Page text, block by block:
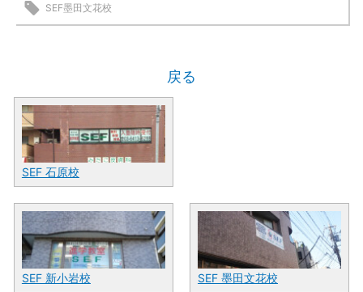
SEF墨田文花校
戻る
SEF 石原校
SEF 新小岩校 SEF 墨田文花校